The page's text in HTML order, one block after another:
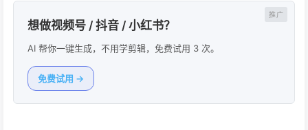
想做视频号 / 抖音 / 小红书？
AI 帮你一键生成，不用学剪辑，免费试用 3 次。
免费试用 →